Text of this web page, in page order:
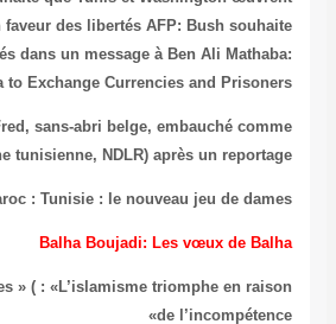
faveur des libertés AFP: Bush souhaite
dans un message à Ben Ali Mathaba:
to Exchange Currencies and Prisoners
sans-abri belge, embauché comme
tunisienne, NDLR) après un reportage
: Tunisie : le nouveau jeu de dames
Balha Boujadi: Les vœux de Balha
» ( : «L’islamisme triomphe en raison
de l’incompétence»